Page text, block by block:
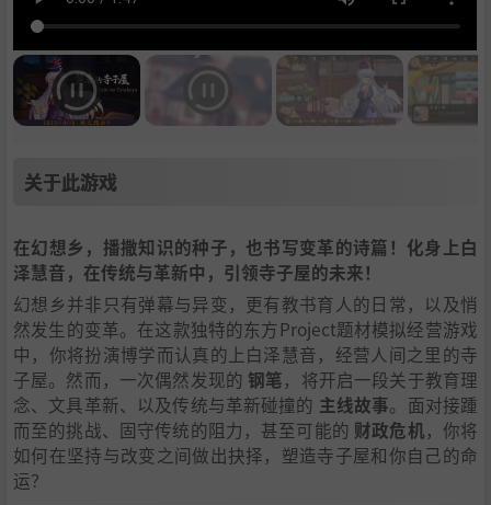
关于此游戏
在幻想乡，播撒知识的种子，也书写变革的诗篇！化身上白
泽慧音，在传统与革新中，引领寺子屋的未来！
幻想乡并非只有弹幕与异变，更有教书育人的日常，以及悄
然发生的变革。在这款独特的东方Project题材模拟经营游戏
中，你将扮演博学而认真的上白泽慧音，经营人间之里的寺
子屋。然而，一次偶然发现的 钢笔，将开启一段关于教育理
念、文具革新、以及传统与革新碰撞的 主线故事。面对接踵
而至的挑战、固守传统的阻力，甚至可能的 财政危机，你将
如何在坚持与改变之间做出抉择，塑造寺子屋和你自己的命
运？